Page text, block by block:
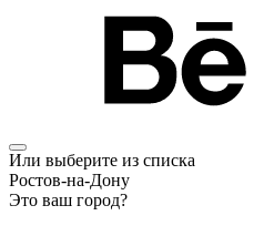
Или выберите из списка
Ростов-на-Дону
Это ваш город?